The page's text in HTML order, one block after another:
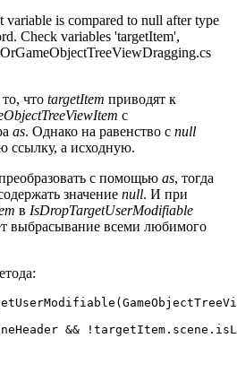
variable is compared to null after type
Check variables 'targetItem',
что targetItem приводят к
с
as. Однако на равенство с null
ссылку, а исходную.
с помощью as, тогда
значение null. И при
в IsDropTargetUserModifiable
выбрасывание всеми любимого
&&